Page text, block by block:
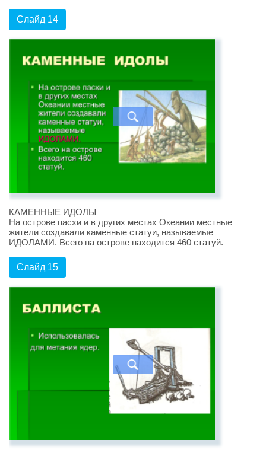
Слайд 14
КАМЕННЫЕ ИДОЛЫ
На острове пасхи и в других местах Океании местные
жители создавали каменные статуи, называемые
ИДОЛАМИ. Всего на острове находится 460 статуй.
Слайд 15